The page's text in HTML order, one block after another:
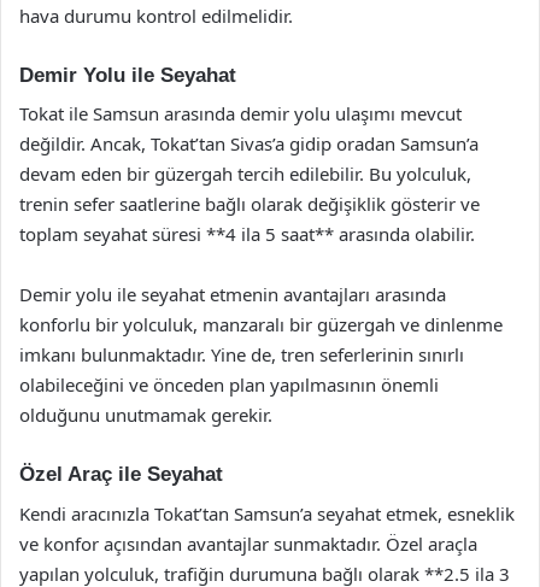
hava durumu kontrol edilmelidir.
Demir Yolu ile Seyahat
Tokat ile Samsun arasında demir yolu ulaşımı mevcut
değildir. Ancak, Tokat’tan Sivas’a gidip oradan Samsun’a
devam eden bir güzergah tercih edilebilir. Bu yolculuk,
trenin sefer saatlerine bağlı olarak değişiklik gösterir ve
toplam seyahat süresi **4 ila 5 saat** arasında olabilir.
Demir yolu ile seyahat etmenin avantajları arasında
konforlu bir yolculuk, manzaralı bir güzergah ve dinlenme
imkanı bulunmaktadır. Yine de, tren seferlerinin sınırlı
olabileceğini ve önceden plan yapılmasının önemli
olduğunu unutmamak gerekir.
Özel Araç ile Seyahat
Kendi aracınızla Tokat’tan Samsun’a seyahat etmek, esneklik
ve konfor açısından avantajlar sunmaktadır. Özel araçla
yapılan yolculuk, trafiğin durumuna bağlı olarak **2.5 ila 3